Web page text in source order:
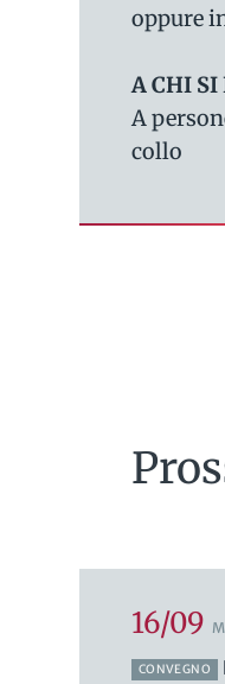
oppure
A CHI SI
A
collo
16/09
CONVEGNO